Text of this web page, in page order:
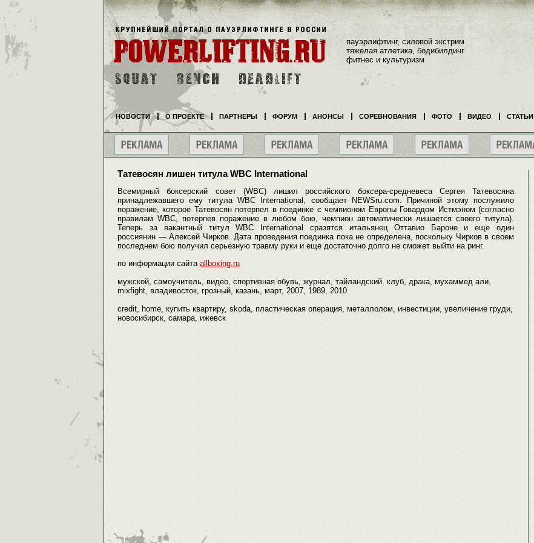
Татевосян лишен титула WBC International
Всемирный боксерский совет (WBC) лишил российского боксера-средневеса Сергея Татевосяна
принадлежавшего ему титула WBC International, сообщает NEWSru.com. Причиной этому послужило
поражение, которое Татевосян потерпел в поединке с чемпионом Европы Говардом Истмэном (согласно
правилам WBC, потерпев поражение в любом бою, чемпион автоматически лишается своего титула).
Теперь за вакантный титул WBC International сразятся итальянец Оттавио Бароне и еще один
россиянин — Алексей Чирков. Дата проведения поединка пока не определена, поскольку Чирков в своем
последнем бою получил серьезную травму руки и еще достаточно долго не сможет выйти на ринг.
по информации сайта allboxing.ru
мужской, самоучитель, видео, спортивная обувь, журнал, тайландский, клуб, драка, мухаммед али,
mixfight, владивосток, грозный, казань, март, 2007, 1989, 2010
credit, home, купить квартиру, skoda, пластическая операция, металлолом, инвестиции, увеличение груди,
новосибирск, самара, ижевск
пауэрлифтинг, силовой экстрим
тяжелая атлетика, бодибилдинг
фитнес и культуризм
НОВОСТИ О ПРОЕКТЕ ПАРТНЕРЫ ФОРУМ АНОНСЫ СОРЕВНОВАНИЯ ФОТО ВИДЕО СТАТЬИ